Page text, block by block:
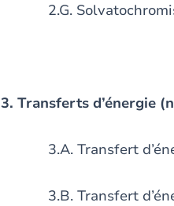
2.G.
3. Transferts d’énergie
3.A. Transfert
3.B. Transfert